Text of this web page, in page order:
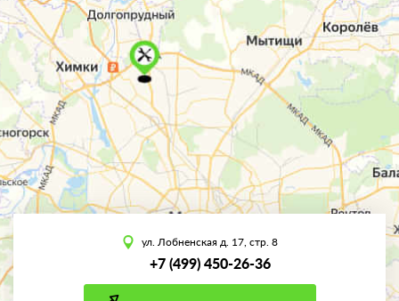
ул. Лобненская д. 17, стр. 8
+7 (499) 450-26-36